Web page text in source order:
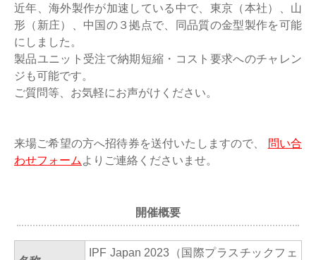
近年、海外製作が加速している中で、東京（本社）、山
形（新庄）、中国の３拠点で、同品質の金型製作を可能
にしました。
製品ユニット受注で納期短縮・コスト要求へのチャレン
ジも可能です。
ご質問等、お気軽にお声がけください。
来場ご希望の方へ招待券を送付いたしますので、
問い合
わせフォーム よりご連絡くださいませ。
開催概要
IPF Japan 2023（国際プラスチックフェ